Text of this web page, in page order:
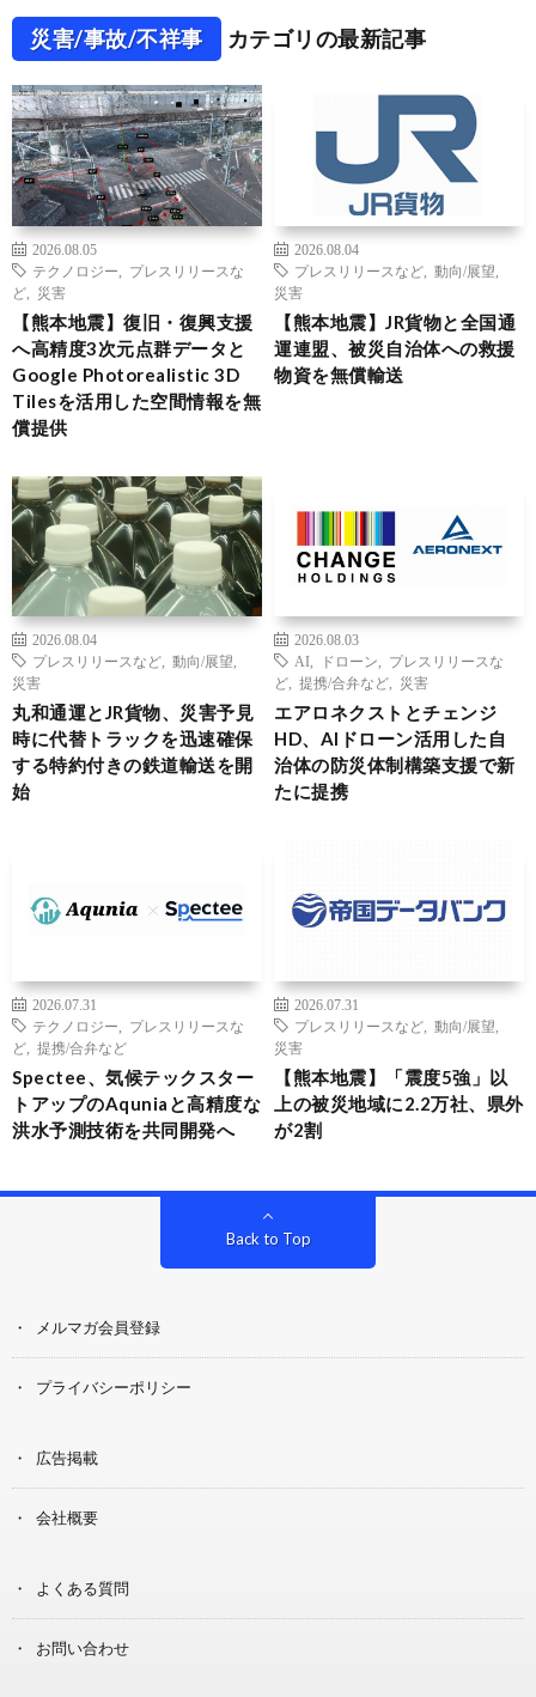
災害/事故/不祥事 カテゴリの最新記事
2026.08.05
テクノロジー
プレスリリースな
ど
災害
【熊本地震】復旧・復興支援
へ高精度3次元点群データと
Google Photorealistic 3D
Tilesを活用した空間情報を無
償提供
2026.08.04
プレスリリースなど
動向/展望
災害
【熊本地震】JR貨物と全国通
運連盟、被災自治体への救援
物資を無償輸送
2026.08.04
プレスリリースなど
動向/展望
災害
丸和通運とJR貨物、災害予見
時に代替トラックを迅速確保
する特約付きの鉄道輸送を開
始
2026.08.03
AI
ドローン
プレスリリースな
ど
提携/合弁など 災害
エアロネクストとチェンジ
HD、AIドローン活用した自
治体の防災体制構築支援で新
たに提携
2026.07.31
テクノロジー
プレスリリースな
ど
提携/合弁など
Spectee、気候テックスター
トアップのAquniaと高精度な
洪水予測技術を共同開発へ
2026.07.31
プレスリリースなど
動向/展望
災害
【熊本地震】「震度5強」以
上の被災地域に2.2万社、県外
が2割
Back to Top
メルマガ会員登録
プライバシーポリシー
広告掲載
会社概要
よくある質問
お問い合わせ